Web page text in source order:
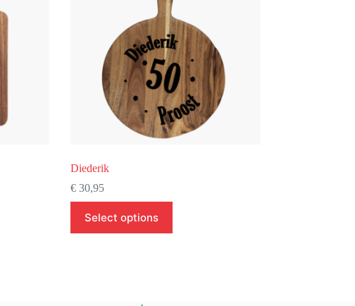
Diederik
€30,95
Select options